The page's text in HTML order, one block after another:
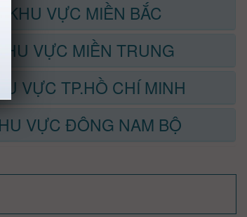
KHU VỰC MIỀN BẮC
KHU VỰC MIỀN TRUNG
VỰC TP.HỒ CHÍ MINH
VỰC ĐÔNG NAM BỘ